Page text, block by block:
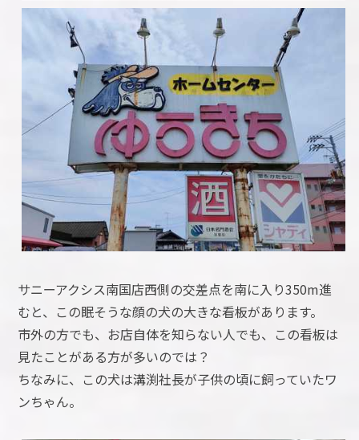
サニーアクシス南国店西側の交差点を南に入り350m進
むと、この眠そうな顔の犬の大きな看板があります。
市外の方でも、お店自体を知らない人でも、この看板は
見たことがある方が多いのでは？
ちなみに、この犬は溝渕社長が子供の頃に飼っていたワ
ンちゃん。